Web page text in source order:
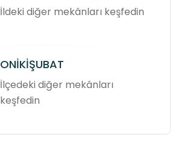
İldeki diğer mekânları keşfedin
ONİKİŞUBAT
İlçedeki diğer mekânları
keşfedin